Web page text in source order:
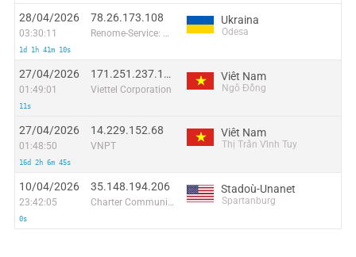
28/04/2026
03:30:11
1d 1h 41m 10s
78.26.173.108
Renome-Service: Joint Multimedia Cable Network
Ukraina
Odesa
27/04/2026
01:49:01
11s
171.251.237.195
Viettel Corporation
Viêt Nam
Ngô Đồng
27/04/2026
01:48:50
16d 2h 6m 45s
14.229.152.68
VNPT
Viêt Nam
Thị Trấn Vĩnh Tuy
10/04/2026
23:42:05
0s
35.148.194.206
Charter Communications
Stadoù-Unanet
Spartanburg